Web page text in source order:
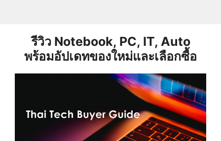
รีวิว Notebook, PC, IT, Auto
พร้อมอัปเดทของใหม่และเลือกซื้อ